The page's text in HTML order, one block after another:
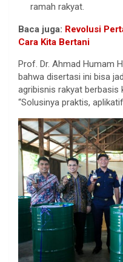
ramah rakyat.
Baca juga: Revolusi
Cara Kita Bertani
Prof. Dr. Ahmad Humam
bahwa disertasi ini bisa
agribisnis rakyat berbasis
“Solusinya praktis,